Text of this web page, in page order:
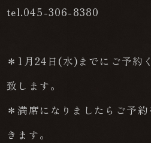
tel.045-306-8380
＊1月24日(水)までにご予約
致します。
＊満席になりましたらご予
きます。